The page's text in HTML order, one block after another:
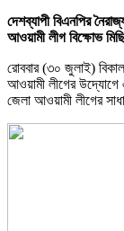
দেশব্যাপী বিএনপির
আওয়ামী লীগ বিক্ষোভ
রোববার (৩০ জুলাই) বিকাল
আওয়ামী লীগের উদ্যোগে
জেলা আওয়ামী লীগের